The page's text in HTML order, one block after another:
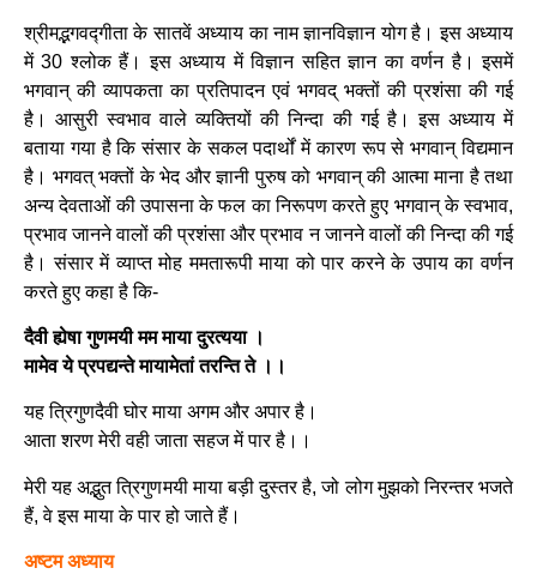
श्रीमद्भगवद्गीता के सातवें अध्याय का नाम ज्ञानविज्ञान योग है। इस अध्याय
में 30 श्लोक हैं। इस अध्याय में विज्ञान सहित ज्ञान का वर्णन है। इसमें
भगवान् की व्यापकता का प्रतिपादन एवं भगवद् भक्तों की प्रशंसा की गई
है। आसुरी स्वभाव वाले व्यक्तियों की निन्दा की गई है। इस अध्याय में
बताया गया है कि संसार के सकल पदार्थों में कारण रूप से भगवान् विद्यमान
है। भगवत् भक्तों के भेद और ज्ञानी पुरुष को भगवान् की आत्मा माना है तथा
अन्य देवताओं की उपासना के फल का निरूपण करते हुए भगवान् के स्वभाव,
प्रभाव जानने वालों की प्रशंसा और प्रभाव न जानने वालों की निन्दा की गई
है। संसार में व्याप्त मोह ममतारूपी माया को पार करने के उपाय का वर्णन
करते हुए कहा है कि-
दैवी ह्येषा गुणमयी मम माया दुरत्यया ।
मामेव ये प्रपद्यन्ते मायामेतां तरन्ति ते ।।
यह त्रिगुणदैवी घोर माया अगम और अपार है।
आता शरण मेरी वही जाता सहज में पार है।।
मेरी यह अद्भुत त्रिगुणमयी माया बड़ी दुस्तर है, जो लोग मुझको निरन्तर भजते
हैं, वे इस माया के पार हो जाते हैं।
अष्टम अध्याय